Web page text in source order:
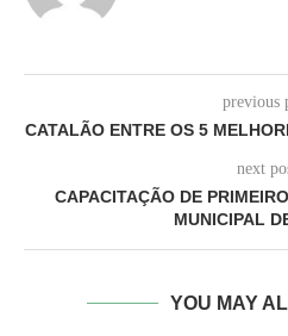
previous
CATALÃO ENTRE OS 5
next
CAPACITAÇÃO DE
MUNICIPAL
YOU MAY